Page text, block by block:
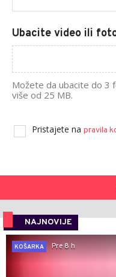
Ubacite video ili
Možete da ubacite do 3
više od 25 MB.
Pristajete na pravila
NAJNOVIJE
KOŠARKA
Pre 8 h